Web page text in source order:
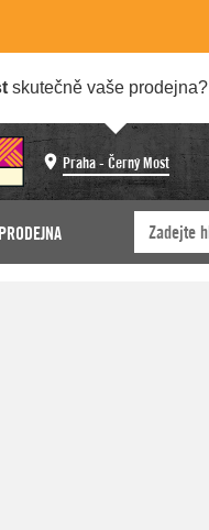
skutečně vaše prodejna?
Praha - Černý Most